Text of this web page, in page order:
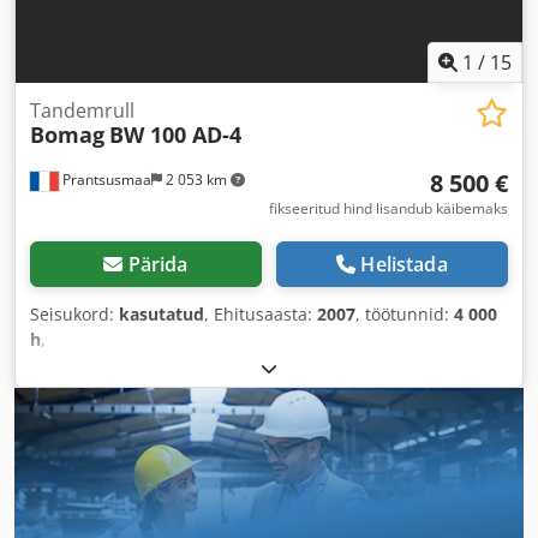
1 / 15
Prantsusmaa 2 053 km
Tandemrull
Bomag BW 100 AD-4
8 500 €
fikseeritud hind lisandub käibemaks
Pärida Helistada
Seisukord: kasutatud, Ehitusaasta: 2007, töötunnid: 4 000
h,